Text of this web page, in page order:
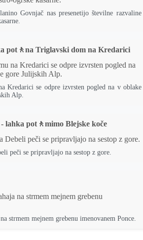
Govnjač nas presenetijo številne razvaline
pot🚶na Triglavski dom na Kredarici
Kredarici se odpre izvrsten pogled na v oblake
Alp.
- lahka pot🚶mimo Blejske koče
peči se pripravljajo na sestop z gore.
strmem mejnem grebenu imenovanem Ponce.